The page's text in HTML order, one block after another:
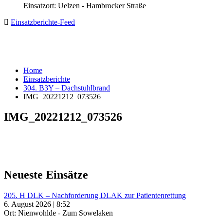
Einsatzort: Uelzen - Hambrocker Straße
Einsatzberichte-Feed
Home
Einsatzberichte
304. B3Y – Dachstuhlbrand
IMG_20221212_073526
IMG_20221212_073526
Neueste Einsätze
205. H DLK – Nachforderung DLAK zur Patientenrettung
6. August 2026 | 8:52
Ort: Nienwohlde - Zum Sowelaken